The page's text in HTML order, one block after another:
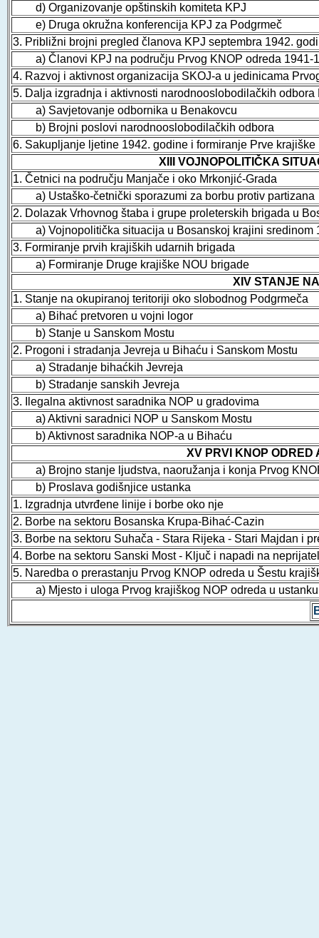
d) Organizovanje opštinskih komiteta KPJ
e) Druga okružna konferencija KPJ za Podgrmeč
3. Približni brojni pregled članova KPJ septembra 1942.
a) Članovi KPJ na području Prvog KNOP odreda 1941-
4. Razvoj i aktivnost organizacija SKOJ-a u jedinicama
5. Dalja izgradnja i aktivnosti narodnooslobodilačkih odbora
a) Savjetovanje odbornika u Benakovcu
b) Brojni poslovi narodnooslobodilačkih odbora
6. Sakupljanje ljetine 1942. godine i formiranje Prve
XIII VOJNOPOLITIČKA
1. Četnici na području Manjače i oko Mrkonjić-Grada
a) Ustaško-četnički sporazumi za borbu protiv partizana
2. Dolazak Vrhovnog štaba i grupe proleterskih brigada u
a) Vojnopolitička situacija u Bosanskoj krajini sredinom
3. Formiranje prvih krajiških udarnih brigada
a) Formiranje Druge krajiške NOU brigade
XIV STANJE
1. Stanje na okupiranoj teritoriji oko slobodnog Podgrmeča
a) Bihać pretvoren u vojni logor
b) Stanje u Sanskom Mostu
2. Progoni i stradanja Jevreja u Bihaću i Sanskom Mostu
a) Stradanje bihaćkih Jevreja
b) Stradanje sanskih Jevreja
3. Ilegalna aktivnost saradnika NOP u gradovima
a) Aktivni saradnici NOP u Sanskom Mostu
b) Aktivnost saradnika NOP-a u Bihaću
XV PRVI KNOP ODRED
a) Brojno stanje ljudstva, naoružanja i konja Prvog
b) Proslava godišnjice ustanka
1. Izgradnja utvrđene linije i borbe oko nje
2. Borbe na sektoru Bosanska Krupa-Bihać-Cazin
3. Borbe na sektoru Suhača - Stara Rijeka - Stari Majdan i
4. Borbe na sektoru Sanski Most - Ključ i napadi na
5. Naredba o prerastanju Prvog KNOP odreda u Šestu
a) Mjesto i uloga Prvog krajiškog NOP odreda u ustanku